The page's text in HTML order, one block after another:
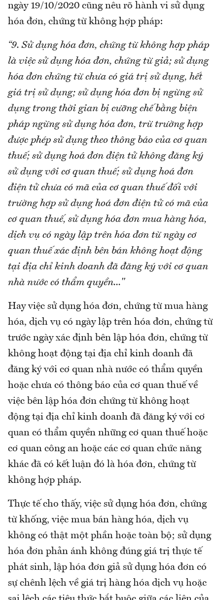
ngày 19/10/2020 cũng nêu rõ hành vi sử dụng
hóa đơn, chứng từ không hợp pháp:
“9. Sử dụng hóa đơn, chứng từ không hợp pháp
là việc sử dụng hóa đơn, chứng từ giả; sử dụng
hóa đơn chứng từ chưa có giá trị sử dụng, hết
giá trị sử dụng; sử dụng hóa đơn bị ngừng sử
dụng trong thời gian bị cưỡng chế bằng biện
pháp ngừng sử dụng hóa đơn, trừ trường hợp
được phép sử dụng theo thông báo của cơ quan
thuế; sử dụng hoá đơn điện tử không đăng ký
sử dụng với cơ quan thuế; sử dụng hoá đơn
điện tử chưa có mã của cơ quan thuế đối với
trường hợp sử dụng hoá đơn điện tử có mã của
cơ quan thuế, sử dụng hóa đơn mua hàng hóa,
dịch vụ có ngày lập trên hóa đơn từ ngày cơ
quan thuế xác định bên bán không hoạt động
tại địa chỉ kinh doanh đã đăng ký với cơ quan
nhà nước có thẩm quyền..."
Hay việc sử dụng hóa đơn, chứng từ mua hàng
hóa, dịch vụ có ngày lập trên hóa đơn, chứng từ
trước ngày xác định bên lập hóa đơn, chứng từ
không hoạt động tại địa chỉ kinh doanh đã
đăng ký với cơ quan nhà nước có thẩm quyền
hoặc chưa có thông báo của cơ quan thuế về
việc bên lập hóa đơn chứng từ không hoạt
động tại địa chỉ kinh doanh đã đăng ký với cơ
quan có thẩm quyền những cơ quan thuế hoặc
cơ quan công an hoặc các cơ quan chức năng
khác đã có kết luận đó là hóa đơn, chứng từ
không hợp pháp.
Thực tế cho thấy, việc sử dụng hóa đơn, chứng
từ khống, việc mua bán hàng hóa, dịch vụ
không có thật một phần hoặc toàn bộ; sử dụng
hóa đơn phản ánh không đúng giá trị thực tế
phát sinh, lập hóa đơn giả sử dụng hóa đơn có
sự chênh lệch về giá trị hàng hóa dịch vụ hoặc